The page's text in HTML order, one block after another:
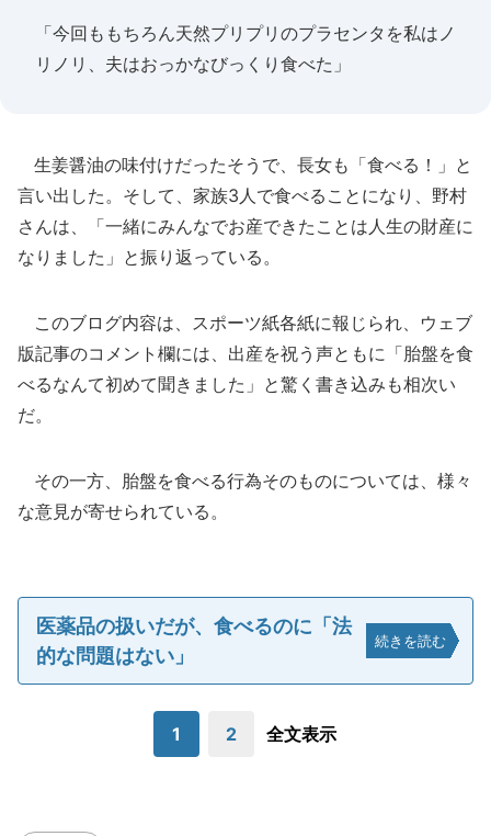
「今回ももちろん天然プリプリのプラセンタを私はノ
リノリ、夫はおっかなびっくり食べた」
生姜醤油の味付けだったそうで、長女も「食べる！」と
言い出した。そして、家族3人で食べることになり、野村
さんは、「一緒にみんなでお産できたことは人生の財産に
なりました」と振り返っている。
このブログ内容は、スポーツ紙各紙に報じられ、ウェブ
版記事のコメント欄には、出産を祝う声ともに「胎盤を食
べるなんて初めて聞きました」と驚く書き込みも相次い
だ。
その一方、胎盤を食べる行為そのものについては、様々
な意見が寄せられている。
医薬品の扱いだが、食べるのに「法
的な問題はない」
続きを読む
1 2 全文表示